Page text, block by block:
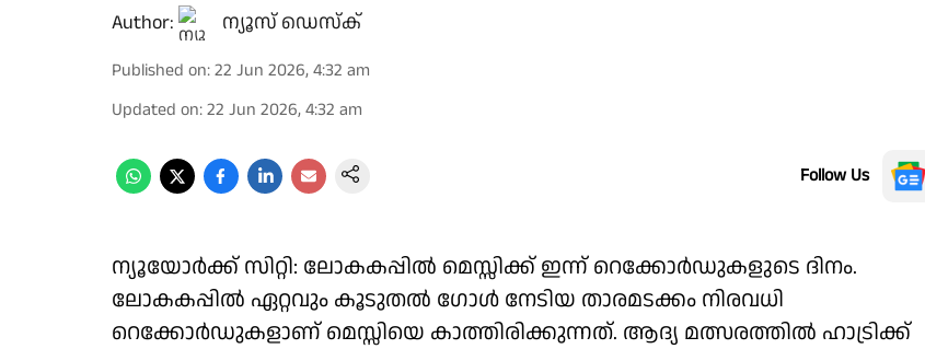
Author: ന്യൂസ് ഡെസ്ക്
Published on:22 Jun 2026, 4:32 am
Updated on:22 Jun 2026, 4:32 am
Follow Us
ന്യൂയോർക്ക് സിറ്റി: ലോകകപ്പിൽ മെസ്സിക്ക് ഇന്ന് റെക്കോർഡുകളുടെ ദിനം.
ലോകകപ്പിൽ ഏറ്റവും കൂടുതൽ ഗോൾ നേടിയ താരമടക്കം നിരവധി
റെക്കോർഡുകളാണ് മെസ്സിയെ കാത്തിരിക്കുന്നത്. ആദ്യ മത്സരത്തിൽ ഹാട്രിക്ക്